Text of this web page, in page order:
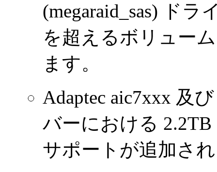
(megaraid_sas) ド
を超えるボリュー
ます。
Adaptec aic7xxx 及
バーにおける
サポートが追加さ